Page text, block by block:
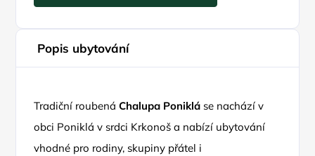
Popis ubytování
Tradiční roubenáChalupa Poniklá se nachází v
obci Poniklá v srdci Krkonoš a nabízí ubytování
vhodné pro rodiny, skupiny přátel i